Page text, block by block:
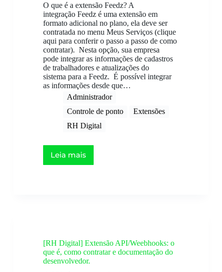
O que é a extensão Feedz? A
integração Feedz é uma extensão em
formato adicional no plano, ela deve ser
contratada no menu Meus Serviços (clique
aqui para conferir o passo a passo de como
contratar). Nesta opção, sua empresa
pode integrar as informações de cadastros
de trabalhadores e atualizações do
sistema para a Feedz. É possível integrar
as informações desde que…
Administrador
Controle de ponto
Extensões
RH Digital
Leia mais
[RH Digital] Extensão API/Weebhooks: o
que é, como contratar e documentação do
desenvolvedor.